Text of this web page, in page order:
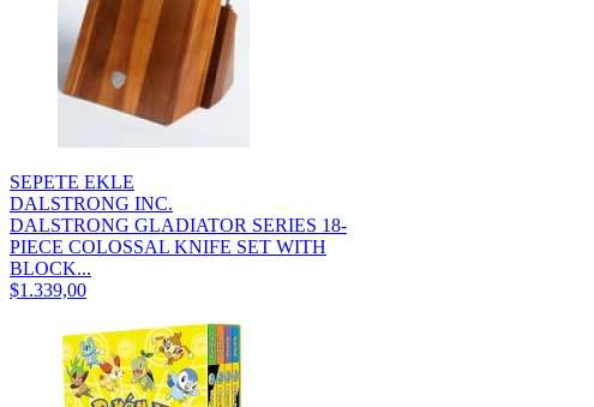
SEPETE EKLE
DALSTRONG INC.
DALSTRONG GLADIATOR SERIES 18-
PIECE COLOSSAL KNIFE SET WITH
BLOCK...
$1.339,00